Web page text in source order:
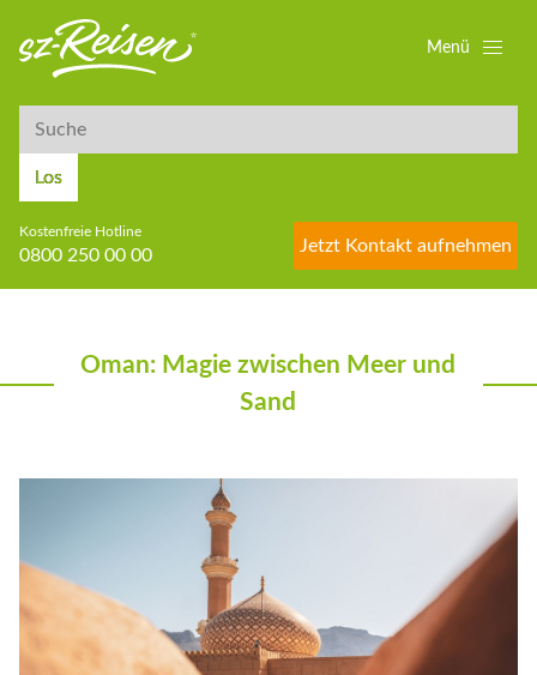
Suche
Los
Kostenfreie Hotline
0800 250 00 00
Jetzt Kontakt aufnehmen
Menü
Oman: Magie zwischen Meer und
Sand